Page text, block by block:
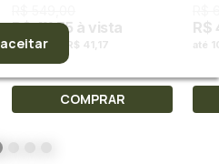
R$ 411,75 à vista
até 10x de R$ 41,17
COMPRAR
R$
até
aceitar